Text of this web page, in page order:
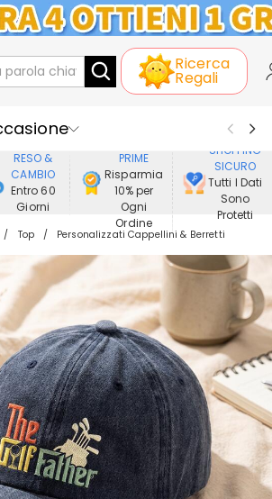
A RATE SENZA
INTERESSI
Ricerca
Regali
Best Seller
Nuovi
RESO &
CAMBIO
Entro 60
Giorni
PRIME
Risparmia
10% per
Ogni
Ordine
SHOPPING
SICURO
Tutti I Dati
Sono
Protetti
Top Personalizzati Cappellini & Berretti